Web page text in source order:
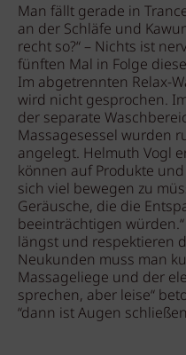
Man fällt gerade in
an der Schläfe und
recht so?“ – Nichts ist
fünften Mal in Folge
Im abgetrennten Relax-
wird nicht gesprochen.
der separate
Massagesessel wurden
angelegt. Helmuth Vogl
können auf Produkte
sich viel bewegen zu
Geräusche, die die
beeinträchtigen
längst und respektieren
Neukunden muss man
Massageliege und der
sprechen, aber leise“
“dann ist Augen